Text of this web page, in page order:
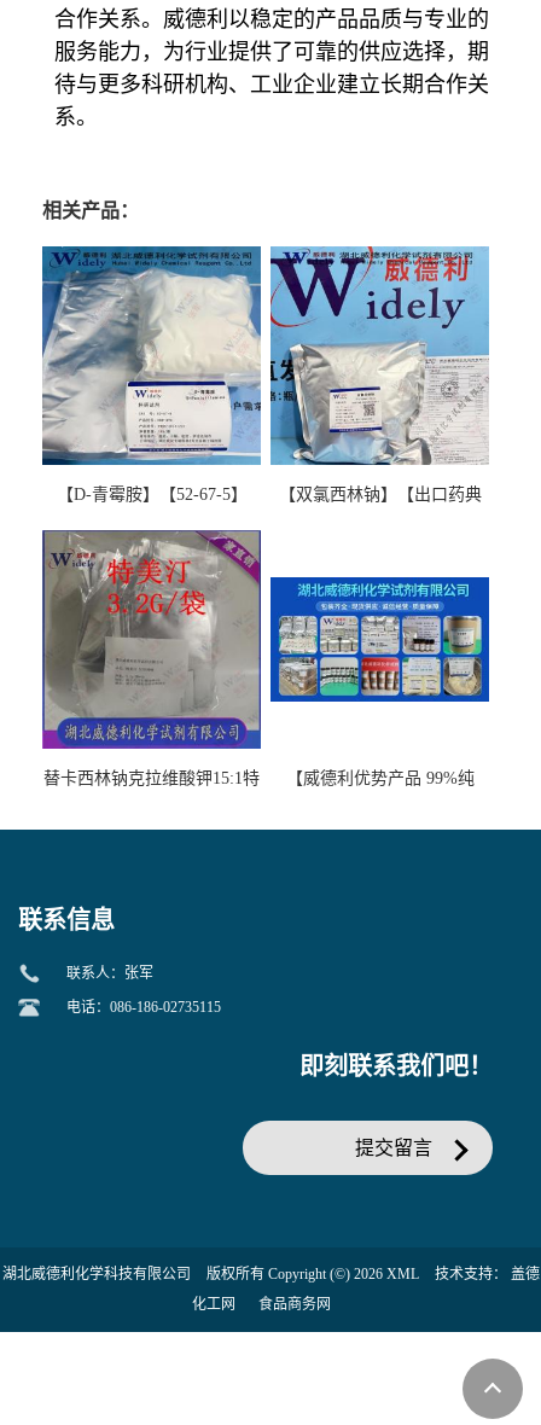
合作关系。威德利以稳定的产品品质与专业的
服务能力，为行业提供了可靠的供应选择，期
待与更多科研机构、工业企业建立长期合作关
系。
相关产品：
【D-青霉胺】【52-67-5】
图谱检测方法现货供应咨询
张军52-67-5
【双氯西林钠】【出口药典
替卡西林钠克拉维酸钾15:1特
【威德利优势产品 99%纯
联系信息
联系人：张军
电话：086-186-02735115
即刻联系我们吧！
提交留言
湖北威德利化学科技有限公司 版权所有 Copyright (©) 2026 XML 技术支持： 盖德
化工网
食品商务网